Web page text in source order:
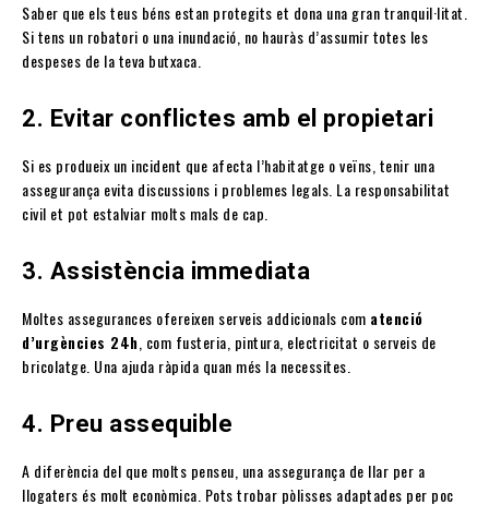
Saber que els teus béns estan protegits et dona una gran tranquil·litat.
Si tens un robatori o una inundació, no hauràs d’assumir totes les
despeses de la teva butxaca.
2. Evitar conflictes amb el propietari
Si es produeix un incident que afecta l’habitatge o veïns, tenir una
assegurança evita discussions i problemes legals. La responsabilitat
civil et pot estalviar molts mals de cap.
3. Assistència immediata
Moltes assegurances ofereixen serveis addicionals com atenció
d’urgències 24h, com fusteria, pintura, electricitat o serveis de
bricolatge. Una ajuda ràpida quan més la necessites.
4. Preu assequible
A diferència del que molts penseu, una assegurança de llar per a
llogaters és molt econòmica. Pots trobar pòlisses adaptades per poc